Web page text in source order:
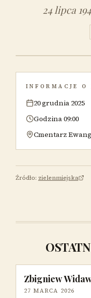
24 lipca
INFORMACJE O
20 grudnia 2025
Godzina 09:00
Cmentarz
Źródło: zielenmiejska
Zbigniew
27 MARCA 2026